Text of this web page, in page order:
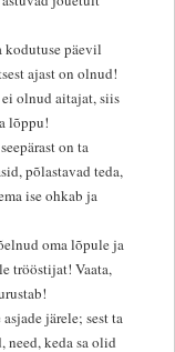
kodutuse päevil
ajast on olnud!
ei olnud aitajat, siis
lõppu!
on ta
põlastavad teda,
ise ohkab ja
oma lõpule ja
trööstijat! Vaata,
järele; sest ta
need, keda sa olid